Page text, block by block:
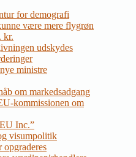
for demografi
være mere flygrøn
kr.
udskydes
ministre
om markedsadgang
kommissionen om
Inc.”
visumpolitik
opgraderes